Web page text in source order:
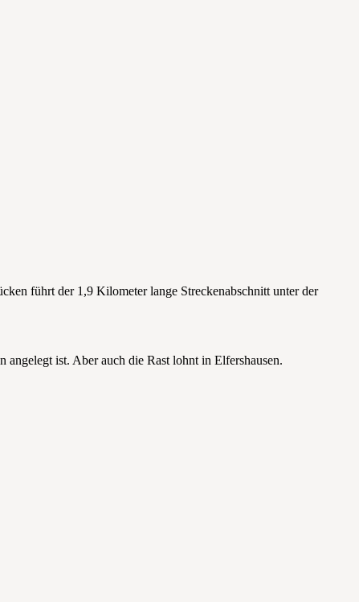
führt der 1,9 Kilometer lange Streckenabschnitt unter der
angelegt ist. Aber auch die Rast lohnt in Elfershausen.